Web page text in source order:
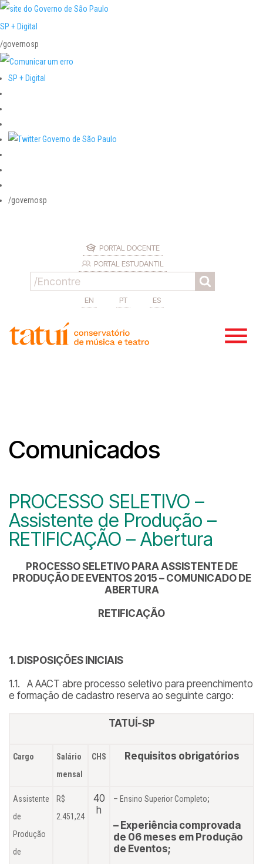
SP + Digital
/governosp
SP + Digital
/governosp
PORTAL DOCENTE
PORTAL ESTUDANTIL
EN PT ES
Comunicados
PROCESSO SELETIVO –
Assistente de Produção –
RETIFICAÇÃO – Abertura
PROCESSO SELETIVO PARA ASSISTENTE DE
PRODUÇÃO DE EVENTOS 2015 – COMUNICADO DE
ABERTURA
RETIFICAÇÃO
1. DISPOSIÇÕES INICIAIS
1.1. A AACT abre processo seletivo para preenchimento
e formação de cadastro reserva ao seguinte cargo:
TATUÍ-SP
Cargo
Salário
mensal
CHS Requisitos obrigatórios
Assistente
de
Produção
de
R$
2.451,24
40
h
– Ensino Superior Completo;
– Experiência comprovada
de 06 meses em Produção
de Eventos;